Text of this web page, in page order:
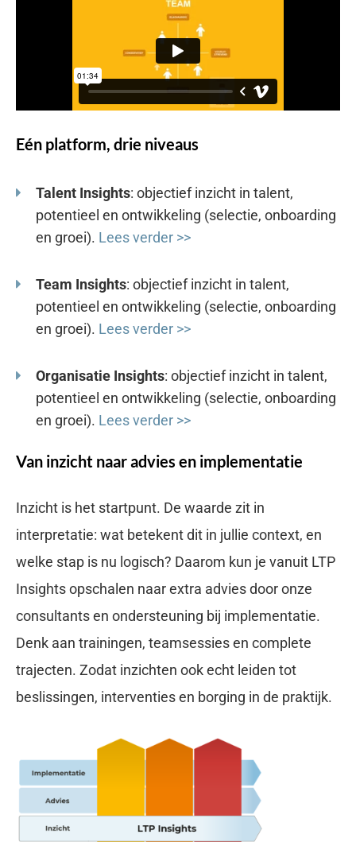
Eén platform, drie niveaus
Talent Insights: objectief inzicht in talent,
potentieel en ontwikkeling (selectie, onboarding
en groei). Lees verder >>
Team Insights: objectief inzicht in talent,
potentieel en ontwikkeling (selectie, onboarding
en groei). Lees verder >>
Organisatie Insights: objectief inzicht in talent,
potentieel en ontwikkeling (selectie, onboarding
en groei). Lees verder >>
Van inzicht naar advies en implementatie
Inzicht is het startpunt. De waarde zit in
interpretatie: wat betekent dit in jullie context, en
welke stap is nu logisch? Daarom kun je vanuit LTP
Insights opschalen naar extra advies door onze
consultants en ondersteuning bij implementatie.
Denk aan trainingen, teamsessies en complete
trajecten. Zodat inzichten ook echt leiden tot
beslissingen, interventies en borging in de praktijk.